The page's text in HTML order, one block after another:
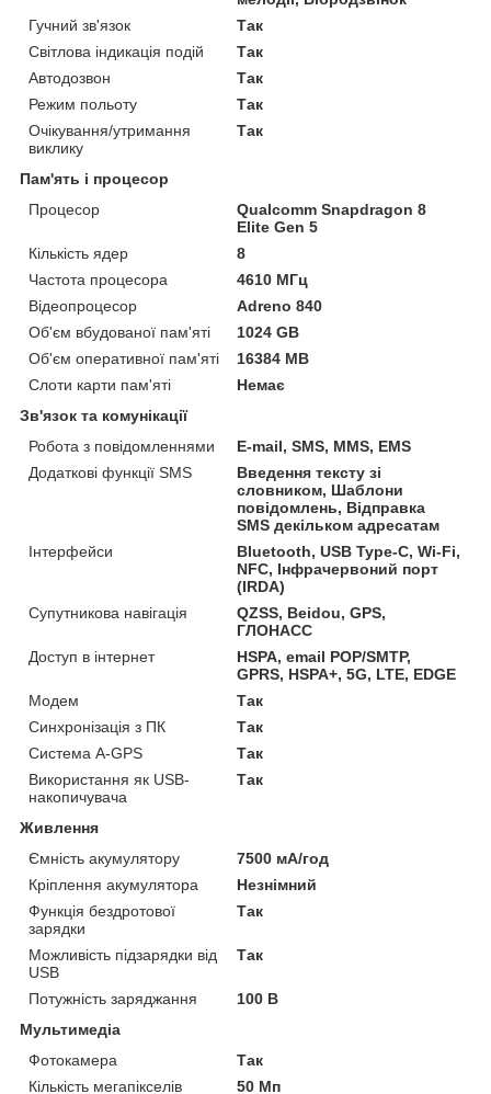
Гучний зв'язок
Так
Світлова індикація подій
Так
Автодозвон
Так
Режим польоту
Так
Очікування/утримання
виклику
Так
Пам'ять і процесор
Процесор
Qualcomm Snapdragon 8
Elite Gen 5
Кількість ядер
8
Частота процесора
4610 МГц
Відеопроцесор
Adreno 840
Об'єм вбудованої пам'яті
1024 GB
Об'єм оперативної пам'яті
16384 MB
Слоти карти пам'яті
Немає
Зв'язок та комунікації
Робота з повідомленнями
E-mail, SMS, MMS, EMS
Додаткові функції SMS
Введення тексту зі
словником, Шаблони
повідомлень, Відправка
SMS декільком адресатам
Інтерфейси
Bluetooth, USB Type-C, Wi-Fi,
NFC, Інфрачервоний порт
(IRDA)
Супутникова навігація
QZSS, Beidou, GPS,
ГЛОНАСС
Доступ в інтернет
HSPA, email POP/SMTP,
GPRS, HSPA+, 5G, LTE, EDGE
Модем
Так
Синхронізація з ПК
Так
Система A-GPS
Так
Використання як USB-
накопичувача
Так
Живлення
Ємність акумулятору
7500 мА/год
Кріплення акумулятора
Незнімний
Функція бездротової
зарядки
Так
Можливість підзарядки від
USB
Так
Потужність заряджання
100 В
Мультимедіа
Фотокамера
Так
Кількість мегапікселів
50 Мп